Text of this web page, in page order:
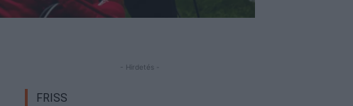
- Hirdetés -
FRISS